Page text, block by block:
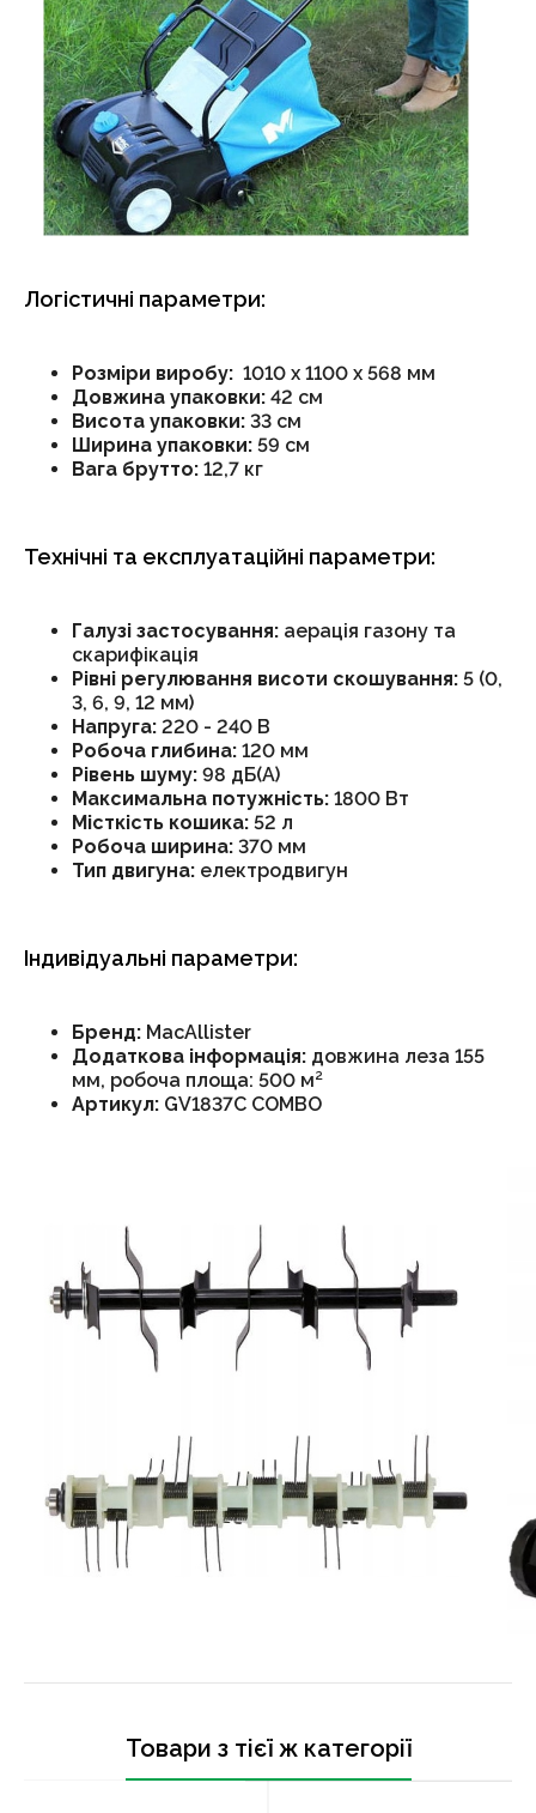
Логістичні параметри:
Розміри виробу: 1010 x 1100 x 568 мм
Довжина упаковки: 42 см
Висота упаковки: 33 см
Ширина упаковки: 59 см
Вага брутто: 12,7 кг
Технічні та експлуатаційні параметри:
Галузі застосування: аерація газону та
скарифікація
Рівні регулювання висоти скошування: 5 (0,
3, 6, 9, 12 мм)
Напруга: 220 - 240 В
Робоча глибина: 120 мм
Рівень шуму: 98 дБ(А)
Максимальна потужність: 1800 Вт
Місткість кошика: 52 л
Робоча ширина: 370 мм
Тип двигуна: електродвигун
Індивідуальні параметри:
Бренд: MacAllister
Додаткова інформація: довжина леза 155
мм, робоча площа: 500 м²
Артикул: GV1837C COMBO
Товари з тієї ж категорії